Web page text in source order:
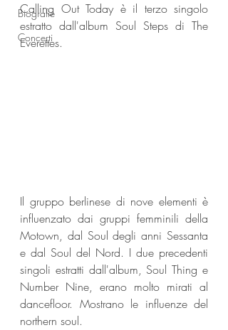
Biografie
Concerti
Calling Out Today è il terzo singolo
estratto dall'album Soul Steps di The
Everettes.
Il gruppo berlinese di nove elementi è
influenzato dai gruppi femminili della
Motown, dal Soul degli anni Sessanta
e dal Soul del Nord. I due precedenti
singoli estratti dall'album, Soul Thing e
Number Nine, erano molto mirati al
dancefloor. Mostrano le influenze del
northern soul.